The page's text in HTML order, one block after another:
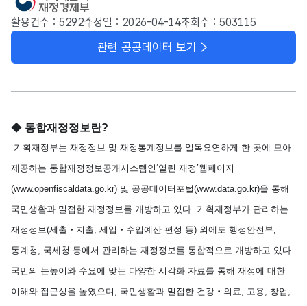
활용건수 : 5292수정일 : 2026-04-14조회수 : 503115
관련 공공데이터 보기
◆ 통합재정정보란?
기획재정부는 재정정보 및 재정통계정보를 일목요연하게 한 곳에 모아
제공하는 통합재정정보공개시스템인‘열린 재정’웹페이지
(www.openfiscaldata.go.kr) 및 공공데이터포털(www.data.go.kr)을 통해
국민생활과 밀접한 재정정보를 개방하고 있다. 기획재정부가 관리하는
재정정보(세출‧지출, 세입‧수입예산 편성 등) 외에도 행정안전부,
통계청, 국세청 등에서 관리하는 재정정보를 통합적으로 개방하고 있다.
국민의 눈높이와 수요에 맞는 다양한 시각화 자료를 통해 재정에 대한
이해와 접근성을 높였으며, 국민생활과 밀접한 건강‧의료, 고용, 창업,